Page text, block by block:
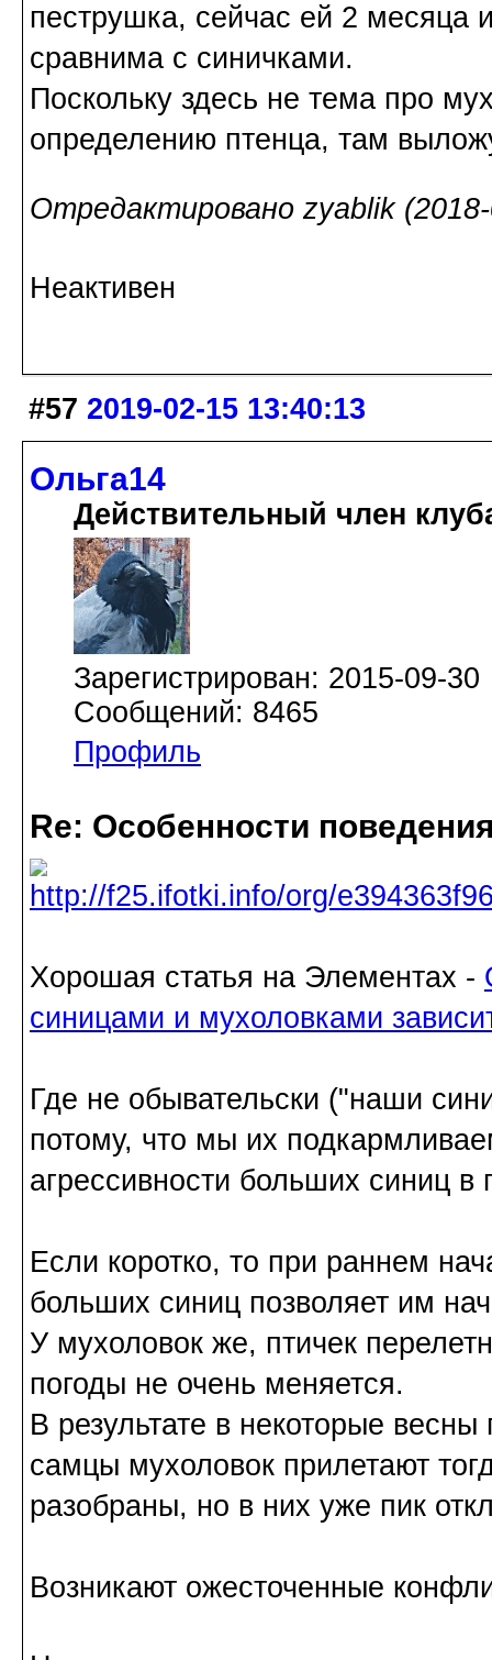
пеструшка, сейчас ей 2 месяца
сравнима с синичками.
Поскольку здесь не тема про
определению птенца, там
Отредактировано zyablik
Неактивен
#57 2019-02-15 13:40:13
Ольга14
Действительный член
Зарегистрирован: 2015-09-30
Сообщений: 8465
Профиль
Re: Особенности
Хорошая статья на Элементах -
синицами и мухоловками
Где не обывательски ("наши
потому, что мы их
агрессивности больших синиц в
Если коротко, то при раннем
больших синиц позволяет им
У мухоловок же, птичек
погоды не очень меняется.
В результате в некоторые
самцы мухоловок прилетают
разобраны, но в них уже пик
Возникают ожесточенные